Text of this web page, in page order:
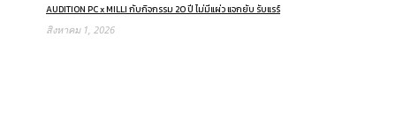
AUDITION PC x MILLI กับกิจกรรม 20 ปี ไม่มีแผ่ว แจกยับ รับแรร์
สิงหาคม 1, 2026